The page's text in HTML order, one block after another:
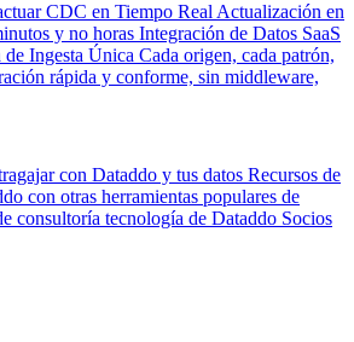
CDC en Tiempo Real Actualización en
y no horas Integración de Datos SaaS
de Ingesta Única Cada origen, cada patrón,
rápida y conforme, sin middleware,
con Dataddo y tus datos Recursos de
con otras herramientas populares de
consultoría tecnología de Dataddo Socios